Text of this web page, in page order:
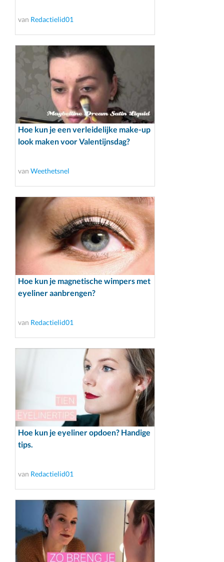
van Redactielid01
Hoe kun je een verleidelijke make-up
look maken voor Valentijnsdag?
van Weethetsnel
Hoe kun je magnetische wimpers met
eyeliner aanbrengen?
van Redactielid01
Hoe kun je eyeliner opdoen? Handige
tips.
van Redactielid01